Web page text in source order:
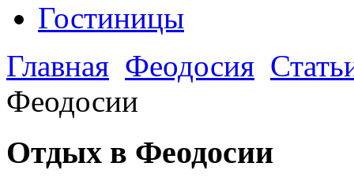
Гостиницы
Главная Феодосия
Феодосии
Отдых в Феодосии